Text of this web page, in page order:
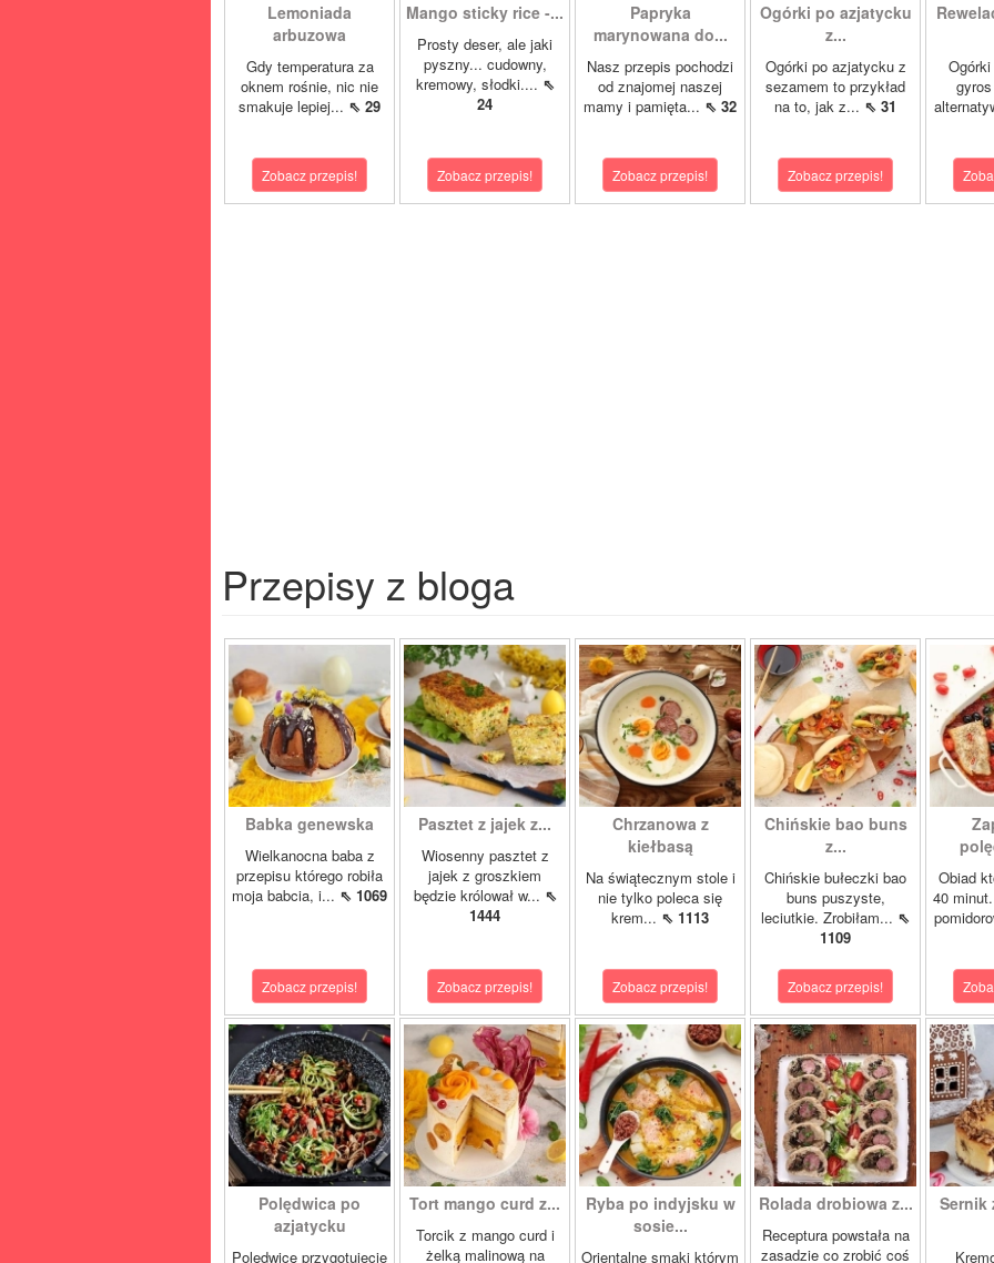
Lemoniada
arbuzowa
Gdy temperatura za
oknem rośnie, nic nie
smakuje lepiej... ⇖ 29
Zobacz przepis!
Mango sticky rice -...
Prosty deser, ale jaki
pyszny... cudowny,
kremowy, słodki.... ⇖
24
Zobacz przepis!
Papryka
marynowana do...
Nasz przepis pochodzi
od znajomej naszej
mamy i pamięta... ⇖ 32
Zobacz przepis!
Ogórki po azjatycku
z...
Ogórki po azjatycku z
sezamem to przykład
na to, jak z... ⇖ 31
Zobacz przepis!
Przepisy z bloga
Babka genewska
Wielkanocna baba z
przepisu którego robiła
moja babcia, i... ⇖ 1069
Zobacz przepis!
Pasztet z jajek z...
Wiosenny pasztet z
jajek z groszkiem
będzie królował w... ⇖
1444
Zobacz przepis!
Chrzanowa z
kiełbasą
Na świątecznym stole i
nie tylko poleca się
krem... ⇖ 1113
Zobacz przepis!
Chińskie bao buns
z...
Chińskie bułeczki bao
buns puszyste,
leciutkie. Zrobiłam... ⇖
1109
Zobacz przepis!
Obiad
40
Polędwica po
azjatycku
Polędwicę przygotujecie
Tort mango curd z...
Torcik z mango curd i
żelką malinową na
Ryba po indyjsku w
sosie...
Orientalne smaki którym
Rolada drobiowa z...
Receptura powstała na
zasadzie co zrobić coś
Sernik